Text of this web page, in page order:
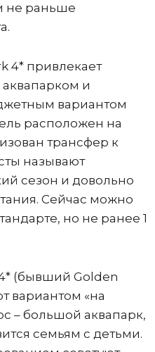
не раньше
4* привлекает
и
вариантом
расположен на
трансфер к
называют
сезон и довольно
Сейчас можно
но не ранее 1
(бывший Golden
вариантом «на
– большой аквапарк,
семьям с детьми.